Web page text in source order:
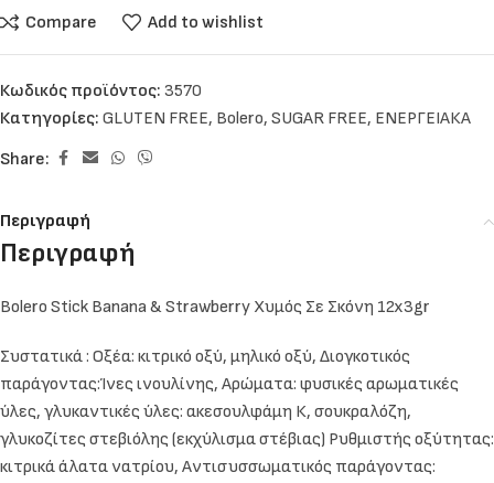
Compare Add to wishlist
Κωδικός προϊόντος: 3570
Κατηγορίες: GLUTEN FREE, Bolero, SUGAR FREE, ΕΝΕΡΓΕΙΑΚΑ
Share:
Περιγραφή
Περιγραφή
Bolero Stick Banana & Strawberry Χυμός Σε Σκόνη 12x3gr
Συστατικά : Oξέα: κιτρικό οξύ, μηλικό οξύ, Διογκοτικός
παράγοντας:Ίνες ινουλίνης, Αρώματα: φυσικές αρωματικές
ύλες, γλυκαντικές ύλες: ακεσουλφάμη Κ, σουκραλόζη,
γλυκοζίτες στεβιόλης (εκχύλισμα στέβιας) Ρυθμιστής οξύτητας:
κιτρικά άλατα νατρίου, Αντισυσσωματικός παράγοντας: